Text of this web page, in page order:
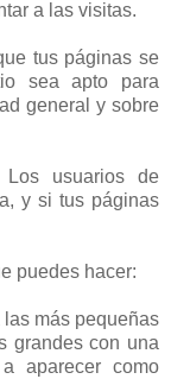
a las visitas.
tus páginas se
sea apto para
general y sobre
Los usuarios de
y si tus páginas
puedes hacer:
más pequeñas
grandes con una
aparecer como